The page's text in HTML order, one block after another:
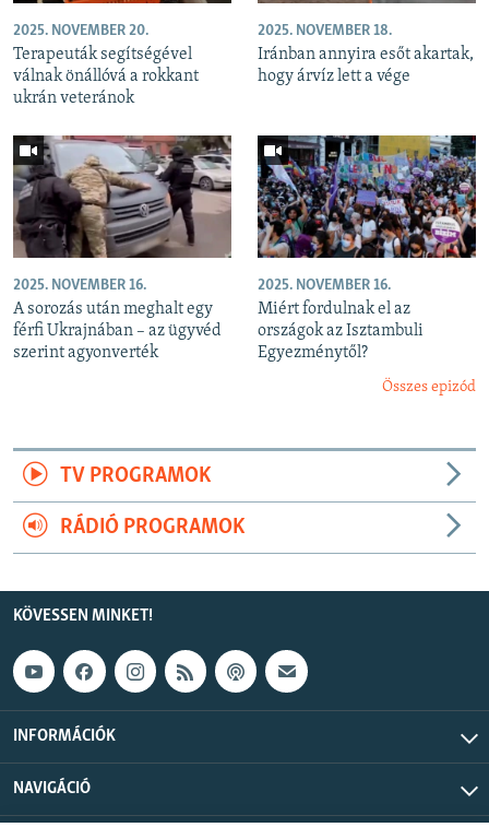
2025. NOVEMBER 20.
Terapeuták segítségével
válnak önállóvá a rokkant
ukrán veteránok
2025. NOVEMBER 18.
Iránban annyira esőt akartak,
hogy árvíz lett a vége
2025. NOVEMBER 16.
A sorozás után meghalt egy
férfi Ukrajnában – az ügyvéd
szerint agyonverték
2025. NOVEMBER 16.
Miért fordulnak el az
országok az Isztambuli
Egyezménytől?
Összes epizód
TV PROGRAMOK
RÁDIÓ PROGRAMOK
KÖVESSEN MINKET!
INFORMÁCIÓK
NAVIGÁCIÓ